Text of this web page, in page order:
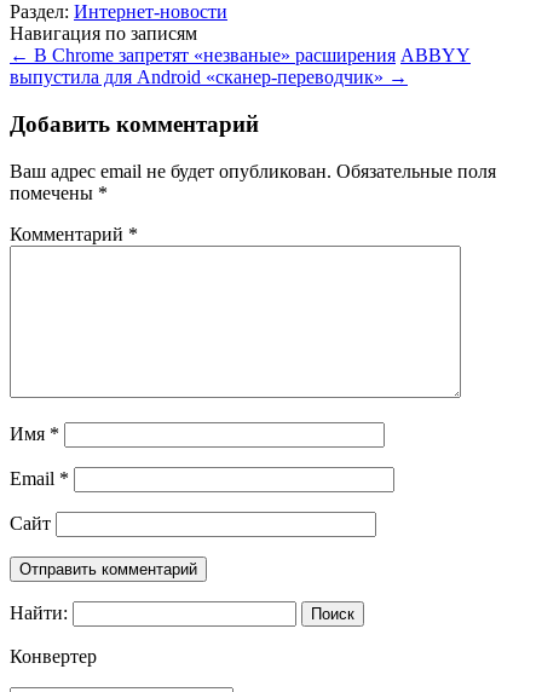
Раздел: Интернет-новости
Навигация по записям
← В Chrome запретят «незваные» расширения ABBYY
выпустила для Android «сканер-переводчик» →
Добавить комментарий
Ваш адрес email не будет опубликован. Обязательные поля
помечены *
Комментарий *
Имя *
Email *
Сайт
Найти:
Конвертер